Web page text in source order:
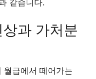
같습니다.
과 가처분
월급에서 떼어가는